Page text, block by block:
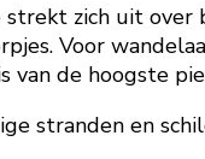
zich uit over
Voor
van de hoogste
stranden en